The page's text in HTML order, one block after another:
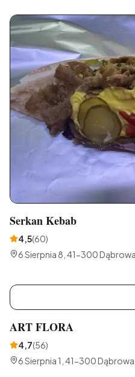
Serkan Kebab
4,5(60)
6 Sierpnia 8, 41-300
ART FLORA
4,7(56)
6 Sierpnia 1, 41-300